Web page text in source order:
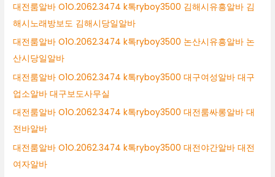
대전룸알바 O1O.2062.3474 k톡ryboy3500 김해시유흥알바 김
해시노래방보도 김해시당일알바
대전룸알바 O1O.2062.3474 k톡ryboy3500 논산시유흥알바 논
산시당일알바
대전룸알바 O1O.2062.3474 k톡ryboy3500 대구여성알바 대구
업소알바 대구보도사무실
대전룸알바 O1O.2062.3474 k톡ryboy3500 대전룸싸롱알바 대
전바알바
대전룸알바 O1O.2062.3474 k톡ryboy3500 대전야간알바 대전
여자알바